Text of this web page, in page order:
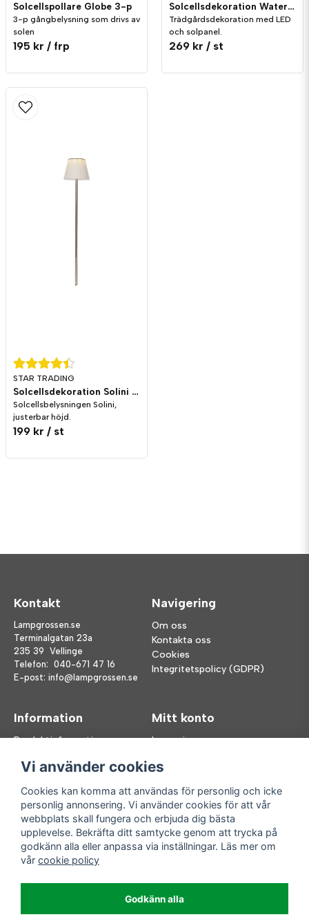
Solcellspollare Globe 3-p
3-p gångbelysning som drivs av
solen
195 kr / frp
Solcellsdekoration Water Light
Trädgårdsdekoration med LED
och solpanel.
269 kr / st
STAR TRADING
Solcellsdekoration Solini Justerbar Höjd
Solcellsbelysningen Solini,
justerbar höjd.
199 kr / st
Kontakt
Lampgrossen.se
Terminalgatan 23a
235 39 Vellinge
Telefon: 040-671 47 16
E-post: info@lampgrossen.se
Navigering
Om oss
Kontakta oss
Cookies
Integritetspolicy (GDPR)
Information
Produktinformation
FAQ
Mitt konto
Logga in
Glömt lösenord?
Följ oss
Facebook
Instagram
Handla enkelt
Enkla leveranser
Vi använder cookies
Cookies kan komma att användas för personlig och icke
personlig annonsering. Vi använder cookies för att vår
webbplats skall fungera och erbjuda dig bästa
upplevelse. Bekräfta ditt samtycke genom att trycka på
godkänn alla eller anpassa via inställningar. Läs mer om
vår cookie policy
Godkänn alla